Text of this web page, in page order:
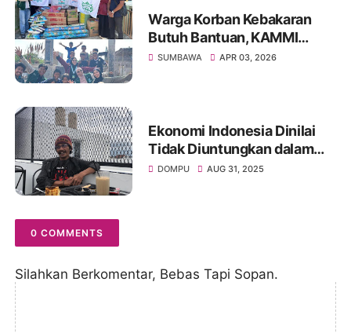
Warga Korban Kebakaran
Butuh Bantuan, KAMMI
Sumbawa Respon Cepat
SUMBAWA APR 03, 2026
Ekonomi Indonesia Dinilai
Tidak Diuntungkan dalam
Perjanjian dengan Amerika,
DOMPU AUG 31, 2025
0 COMMENTS
Silahkan Berkomentar, Bebas Tapi Sopan.